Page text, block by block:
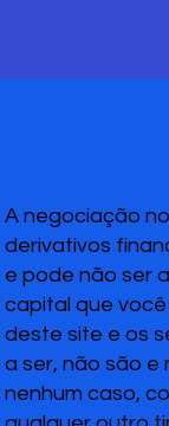
A negociação
derivativos
e pode não ser
capital que
deste site e os
a ser, não são e
nenhum caso,